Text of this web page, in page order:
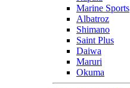
Marine Sports
Albatroz
Shimano
Saint Plus
Daiwa
Maruri
Okuma